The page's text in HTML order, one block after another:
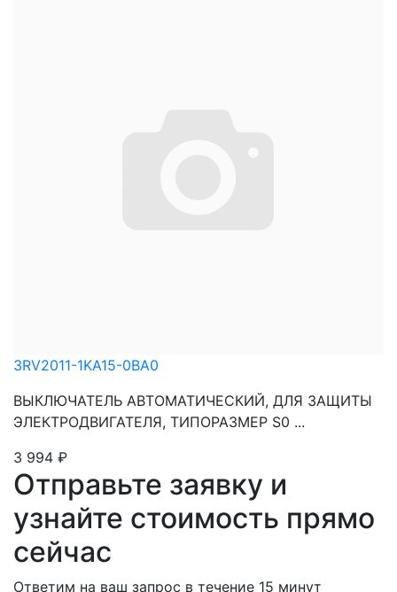
3RV2011-1KA15-0BA0
ВЫКЛЮЧАТЕЛЬ АВТОМАТИЧЕСКИЙ, ДЛЯ ЗАЩИТЫ
ЭЛЕКТРОДВИГАТЕЛЯ, ТИПОРАЗМЕР S0 ...
3 994 ₽
Отправьте заявку и
узнайте стоимость прямо
сейчас
Ответим на ваш запрос в течение 15 минут